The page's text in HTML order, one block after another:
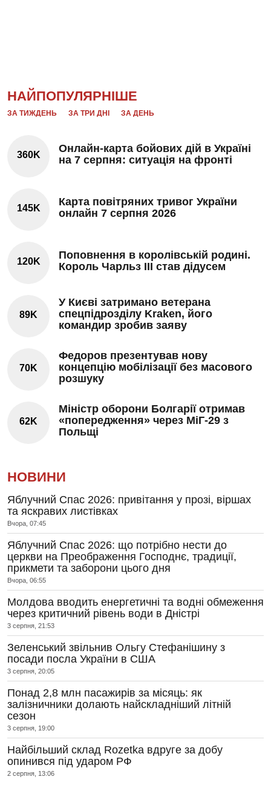
НАЙПОПУЛЯРНІШЕ
ЗА ТИЖДЕНЬ ЗА ТРИ ДНІ ЗА ДЕНЬ
360K
Онлайн-карта бойових дій в Україні
на 7 серпня: ситуація на фронті
145K
Карта повітряних тривог України
онлайн 7 серпня 2026
120K
Поповнення в королівській родині.
Король Чарльз III став дідусем
89K
У Києві затримано ветерана
спецпідрозділу Kraken, його
командир зробив заяву
70K
Федоров презентував нову
концепцію мобілізації без масового
розшуку
62K
Міністр оборони Болгарії отримав
«попередження» через МіГ-29 з
Польщі
НОВИНИ
Яблучний Спас 2026: привітання у прозі, віршах
та яскравих листівках
Вчора, 07:45
Яблучний Спас 2026: що потрібно нести до
церкви на Преображення Господнє, традиції,
прикмети та заборони цього дня
Вчора, 06:55
Молдова вводить енергетичні та водні обмеження
через критичний рівень води в Дністрі
3 серпня, 21:53
Зеленський звільнив Ольгу Стефанішину з
посади посла України в США
3 серпня, 20:05
Понад 2,8 млн пасажирів за місяць: як
залізничники долають найскладніший літній
сезон
3 серпня, 19:00
Найбільший склад Rozetka вдруге за добу
опинився під ударом РФ
2 серпня, 13:06